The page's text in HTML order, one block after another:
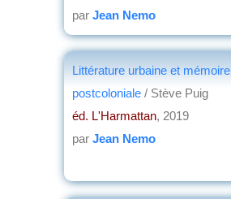
par Jean Nemo
Littérature urbaine et mémoire
postcoloniale / Stève Puig
éd. L'Harmattan, 2019
par Jean Nemo